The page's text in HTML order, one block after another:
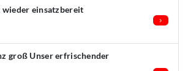
wieder einsatzbereit
groß Unser erfrischender